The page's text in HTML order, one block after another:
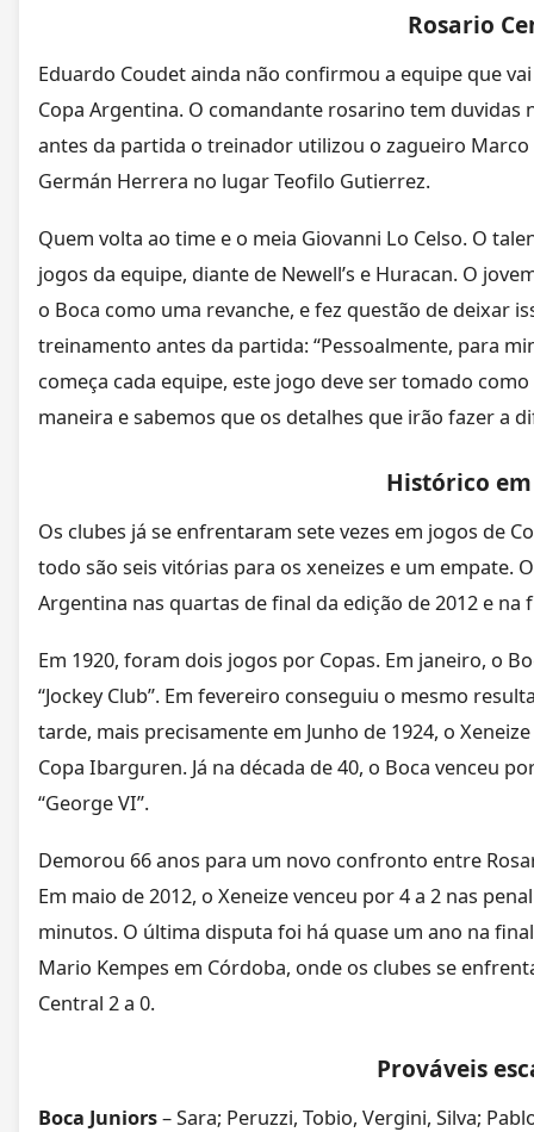
Rosario
Eduardo Coudet ainda não confirmou a equipe que
Copa Argentina. O comandante rosarino tem
antes da partida o treinador utilizou o zagueiro
Germán Herrera no lugar Teofilo Gutierrez.
Quem volta ao time e o meia Giovanni Lo Celso. O
jogos da equipe, diante de Newell’s e Huracan. O
o Boca como uma revanche, e fez questão de deixar
treinamento antes da partida: “Pessoalmente, para
começa cada equipe, este jogo deve ser tomado
maneira e sabemos que os detalhes que irão fazer a
Histórico em
Os clubes já se enfrentaram sete vezes em jogos de
todo são seis vitórias para os xeneizes e um empate.
Argentina nas quartas de final da edição de 2012 e na
Em 1920, foram dois jogos por Copas. Em janeiro, o
“Jockey Club”. Em fevereiro conseguiu o mesmo
tarde, mais precisamente em Junho de 1924, o
Copa Ibarguren. Já na década de 40, o Boca venceu
“George VI”.
Demorou 66 anos para um novo confronto entre
Em maio de 2012, o Xeneize venceu por 4 a 2 nas
minutos. O última disputa foi há quase um ano na
Mario Kempes em Córdoba, onde os clubes se
Central 2 a 0.
Prováveis
Boca Juniors– Sara; Peruzzi, Tobio, Vergini, Silva;